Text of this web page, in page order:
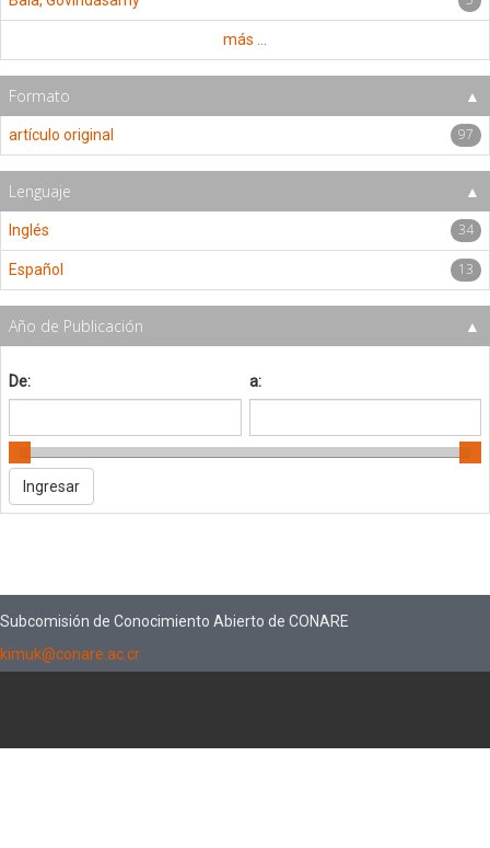
más ...
Formato
artículo original 97
Lenguaje
Inglés 34
Español 13
Año de Publicación
De: a:
Subcomisión de Conocimiento Abierto de CONARE
kimuk@conare.ac.cr